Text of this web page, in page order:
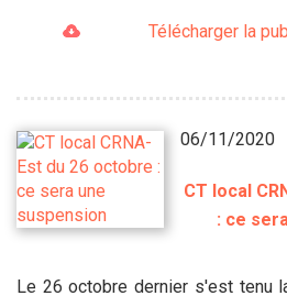
Télécharger la
06/11/2020
CT local
: ce
Le 26 octobre dernier s'est tenu